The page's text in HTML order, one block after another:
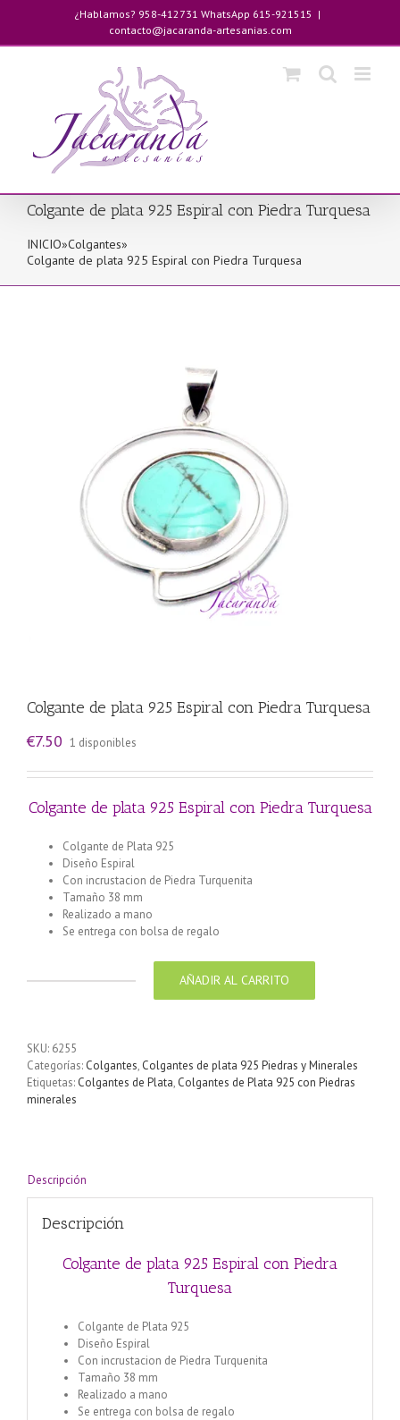
contenido
¿Hablamos? 958-412731 WhatsApp 615-921515 |
contacto@jacaranda-artesanias.com
Colgante de plata 925 Espiral con Piedra Turquesa
INICIO»Colgantes»
Colgante de plata 925 Espiral con Piedra Turquesa
Colgante de plata 925 Espiral con Piedra Turquesa
€7.50 1 disponibles
Colgante de plata 925 Espiral con Piedra Turquesa
Colgante de Plata 925
Diseño Espiral
Con incrustacion de Piedra Turquenita
Tamaño 38 mm
Realizado a mano
Se entrega con bolsa de regalo
con
Piedra
AÑADIR AL CARRITO
SKU: 6255
Categorías: Colgantes, Colgantes de plata 925 Piedras y Minerales
Etiquetas: Colgantes de Plata, Colgantes de Plata 925 con Piedras
minerales
Descripción
Descripción
Colgante de plata 925 Espiral con Piedra
Turquesa
Colgante de Plata 925
Diseño Espiral
Con incrustacion de Piedra Turquenita
Tamaño 38 mm
Realizado a mano
Se entrega con bolsa de regalo